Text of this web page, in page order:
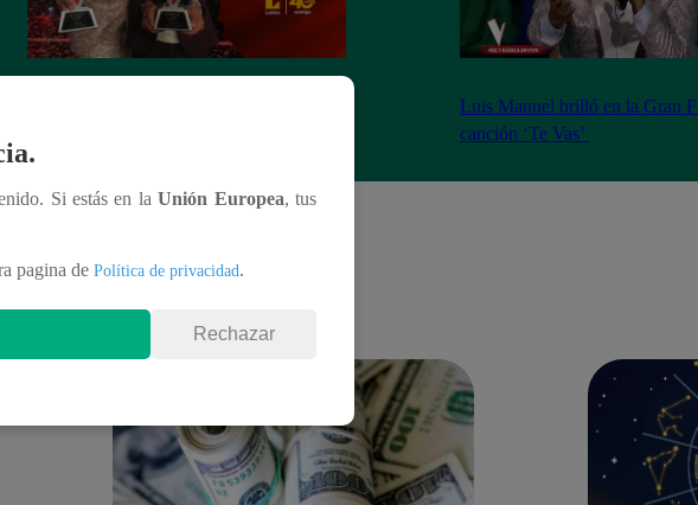
Luis Manuel brilló en la Gran
canción ‘Te Vas’
Si estás en laUnión Europea, tus
pagina de Política de privacidad.
Rechazar